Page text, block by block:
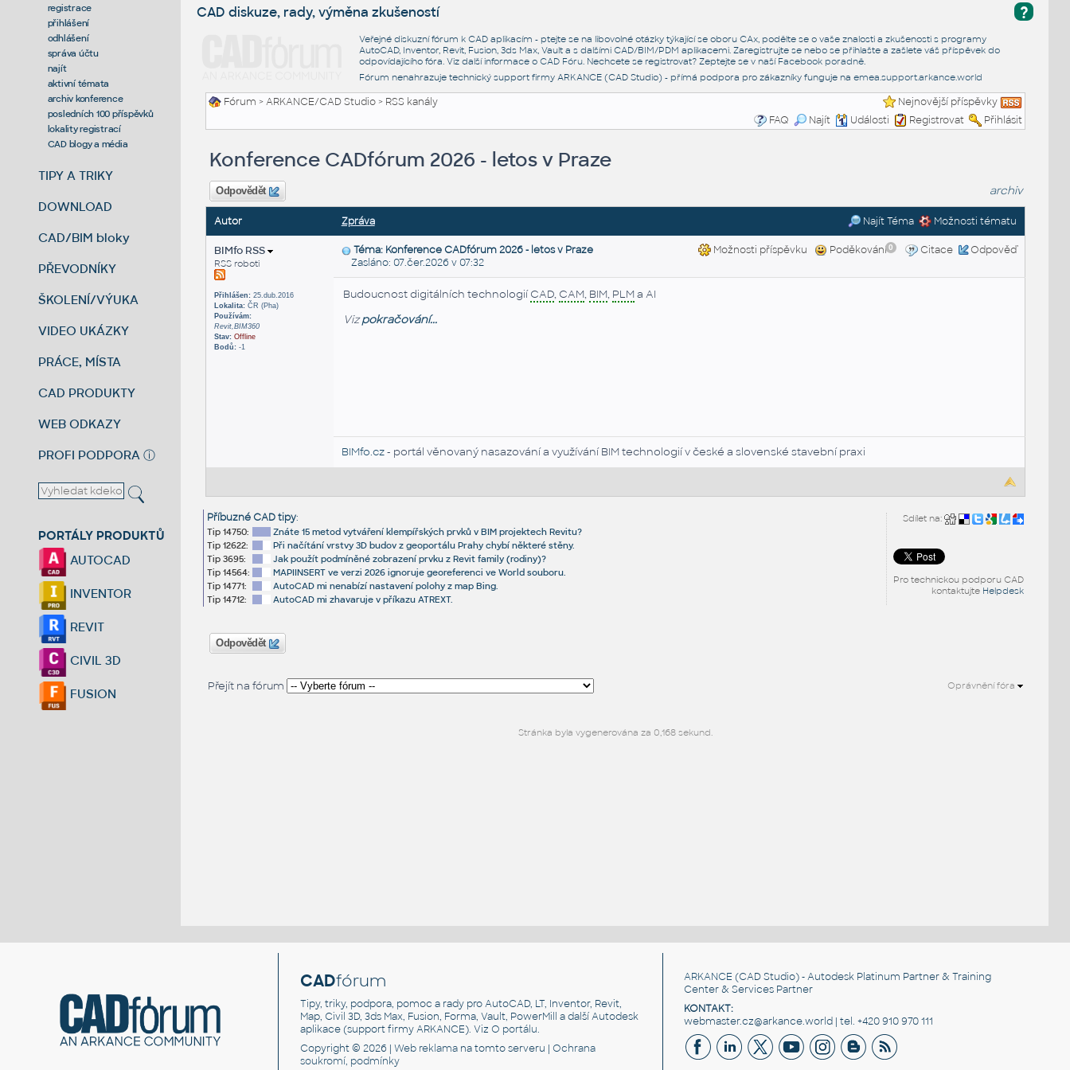
registrace
přihlášení
odhlášení
správa účtu
najít
aktivní témata
archiv konference
posledních 100 příspěvků
lokality registrací
CAD blogy a média
TIPY A TRIKY
DOWNLOAD
CAD/BIM bloky
PŘEVODNÍKY
ŠKOLENÍ/VÝUKA
VIDEO UKÁZKY
PRÁCE, MÍSTA
CAD PRODUKTY
WEB ODKAZY
PROFI PODPORA ⓘ
PORTÁLY PRODUKTŮ
AUTOCAD
INVENTOR
REVIT
CIVIL 3D
FUSION
?
CAD diskuze, rady, výměna zkušeností
Veřejné diskuzní fórum k CAD aplikacím - ptejte se na libovolné otázky týkající se oboru CAx, podělte se o vaše znalosti a zkušenosti s programy
AutoCAD, Inventor, Revit, Fusion, 3ds Max, Vault a s dalšími CAD/BIM/PDM aplikacemi. Zaregistrujte se nebo se přihlašte a zašlete váš příspěvek do
odpovídajícího fóra. Viz další informace o CAD Fóru. Nechcete se registrovat? Zeptejte se v naší Facebook poradně.
Fórum nenahrazuje technický support firmy ARKANCE (CAD Studio) - přímá podpora pro zákazníky funguje na emea.support.arkance.world
Fórum >ARKANCE/CAD Studio> RSS kanály
Nejnovější příspěvky
FAQ
Najít Události Registrovat Přihlásit
Konference CADfórum 2026 - letos v Praze
Odpovědět archiv
Autor Zpráva Najít Téma Možnosti tématu
BIMfo RSS
RSS roboti
Přihlášen:25.dub.2016
Lokalita:ČR (Pha)
Používám:
Revit,BIM360
Stav: Offline
Bodů:-1
Možnosti příspěvku Poděkování 0 Citace Odpověď
Téma: Konference CADfórum 2026 - letos v Praze
Zasláno: 07.čer.2026 v 07:32
Budoucnost digitálních technologiíCAD, CAM, BIM, PLMa AI
Vizpokračování...
BIMfo.cz- portál věnovaný nasazování a využívání BIM technologií v české a slovenské stavební praxi
Sdílet na:
Pro technickou podporu CAD
kontaktujte Helpdesk
Příbuzné CAD tipy:
Tip 14750:
Znáte 15 metod vytváření klempířských prvků v BIM projektech Revitu?
Tip 12622:
Při načítání vrstvy 3D budov z geoportálu Prahy chybí některé stěny.
Tip 3695:
Jak použít podmíněné zobrazení prvku z Revit family (rodiny)?
Tip 14564:
MAPIINSERT ve verzi 2026 ignoruje georeferenci ve World souboru.
Tip 14771:
AutoCAD mi nenabízí nastavení polohy z map Bing.
Tip 14712:
AutoCAD mi zhavaruje v příkazu ATREXT.
Odpovědět
Přejít na fórum Oprávnění fóra
Stránka byla vygenerována za 0,168 sekund.
CADfórum
Tipy, triky, podpora, pomoc a rady pro AutoCAD, LT, Inventor, Revit,
Map, Civil 3D, 3ds Max, Fusion, Forma, Vault, PowerMill a další Autodesk
aplikace (support firmy ARKANCE). VizO portálu.
Copyright © 2026 |Web reklama na tomto serveru |Ochrana
soukromí, podmínky
ARKANCE (CAD Studio) - Autodesk Platinum Partner & Training
Center & Services Partner
KONTAKT:
webmaster.cz@arkance.world | tel. +420 910 970 111